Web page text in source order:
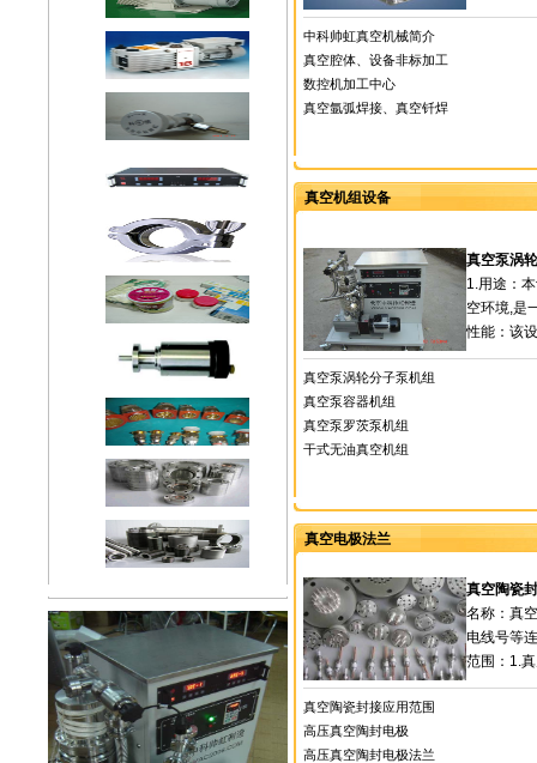
中科帅虹真空机械简介
真空腔体、设备非标加工
数控机加工中心
真空氩弧焊接、真空钎焊
真空机组设备
真空泵涡
1.用途：
空环境,是
性能：该
真空泵涡轮分子泵机组
真空泵容器机组
真空泵罗茨泵机组
干式无油真空机组
真空电极法兰
真空陶瓷
名称：真
电线号等
范围：1.
真空陶瓷封接应用范围
高压真空陶封电极
高压真空陶封电极法兰